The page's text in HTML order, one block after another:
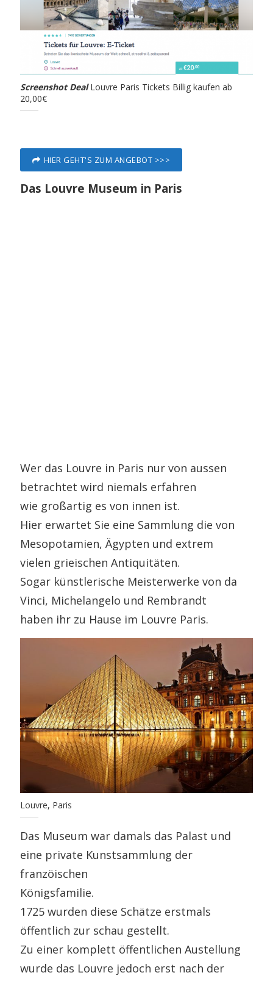
Screenshot Deal Louvre Paris Tickets Billig kaufen ab
20,00€
HIER GEHT'S ZUM ANGEBOT >>>
Das Louvre Museum in Paris
Wer das Louvre in Paris nur von aussen
betrachtet wird niemals erfahren
wie großartig es von innen ist.
Hier erwartet Sie eine Sammlung die von
Mesopotamien, Ägypten und extrem
vielen grieischen Antiquitäten.
Sogar künstlerische Meisterwerke von da
Vinci, Michelangelo und Rembrandt
haben ihr zu Hause im Louvre Paris.
Louvre, Paris
Das Museum war damals das Palast und
eine private Kunstsammlung der
franzöischen
Königsfamilie.
1725 wurden diese Schätze erstmals
öffentlich zur schau gestellt.
Zu einer komplett öffentlichen Austellung
wurde das Louvre jedoch erst nach der